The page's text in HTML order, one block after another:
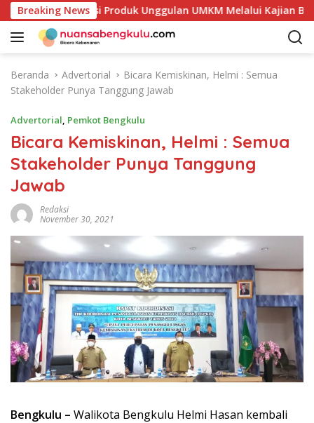
a
Breaking News
Potensi Produk Unggulan UMKM Melalui Kajian Bank
Beranda Advertorial
Bicara Kemiskinan, Helmi : Semua
Stakeholder Punya Tanggung Jawab
Advertorial, Pemkot Bengkulu
Bicara Kemiskinan, Helmi : Semua
Stakeholder Punya Tanggung
Jawab
Redaksi
November 30, 2021
Bengkulu – Walikota Bengkulu Helmi Hasan kembali